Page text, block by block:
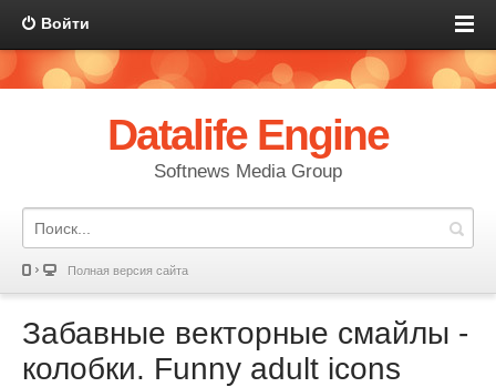
Войти
Datalife Engine
Softnews Media Group
Полная версия сайта
Забавные векторные смайлы -
колобки. Funny adult icons